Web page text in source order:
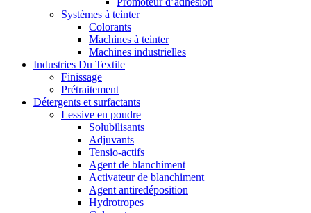
Systèmes à teinter
Colorants
Machines à teinter
Machines industrielles
Industries Du Textile
Finissage
Prétraitement
Détergents et surfactants
Lessive en poudre
Solubilisants
Adjuvants
Tensio-actifs
Agent de blanchiment
Activateur de blanchiment
Agent antiredéposition
Hydrotropes